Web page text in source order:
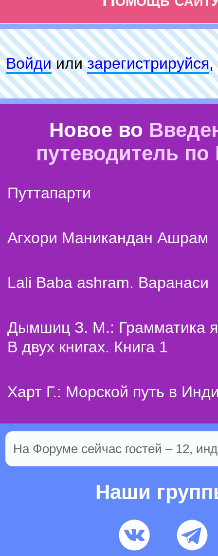
Войдиилизарeгиcтpируйся,
Новое во
путеводитель
Путтапарти
Агхори Маникандан Ашрам
Lali Baba ashram. Варанаси
Дымшиц З. М.: Грамматика
В двух книгах. Книга 1
Харт Г.: Морской путь в
На Форуме сейчас гостей – 12,
Наши